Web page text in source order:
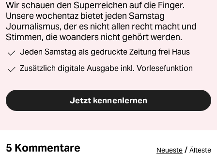
Wir schauen den Superreichen auf die Finger.
Unsere wochentaz bietet jeden Samstag
Journalismus, der es nicht allen recht macht und
Stimmen, die woanders nicht gehört werden.
Jeden Samstag als gedruckte Zeitung frei Haus
Zusätzlich digitale Ausgabe inkl. Vorlesefunktion
Jetzt kennenlernen
5 Kommentare Neueste / Älteste